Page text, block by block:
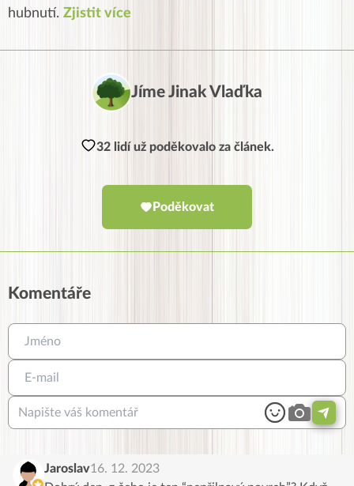
hubnutí. Zjistit více
Jíme Jinak Vlaďka
32 lidí už poděkovalo za článek.
Poděkovat
Komentáře
Jaroslav16. 12. 2023